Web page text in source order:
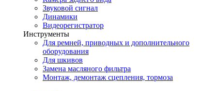
Звуковой сигнал
Динамики
Видеорегистратор
Инструменты
Для ремней, приводных и дополнительного
оборудования
Для шкивов
Замена масляного фильтра
Монтаж, демонтаж сцепления, тормоза